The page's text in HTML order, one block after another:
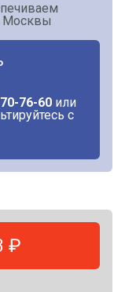
Москвы
76-60 или
с
₽